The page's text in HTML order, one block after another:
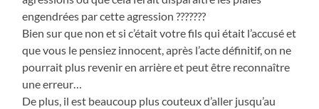
engendrées par cette agression ???????
Bien sur que non et si c’était votre fils qui était l’accusé et
que vous le pensiez innocent, après l’acte définitif, on ne
pourrait plus revenir en arrière et peut être reconnaître
une erreur…
De plus, il est beaucoup plus couteux d’aller jusqu’au